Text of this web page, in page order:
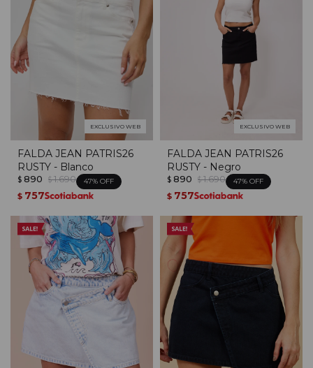
EXCLUSIVO WEB
FALDA JEAN PATRIS26
RUSTY - Blanco
$ 890 $ 1.690 47
$ 757
EXCLUSIVO WEB
FALDA JEAN PATRIS26
RUSTY - Negro
$ 890 $ 1.690 47
$ 757